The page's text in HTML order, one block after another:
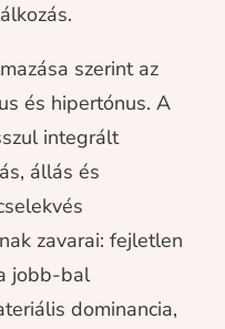
szerint az
és hipertónus. A
integrált
állás és
zavarai: fejletlen
jobb-bal
dominancia,